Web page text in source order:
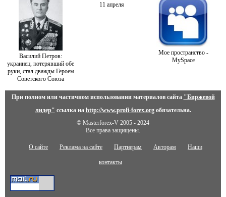
Василий Петров:
украинец, потерявший обе
руки, стал дважды Героем
Советского Союза
11 апреля
Мое пространство -
MySpace
При полном или частичном использовании материалов сайта "Биржевой
лидер" ссылка на http://www.profi-forex.orgобязательна.
© Masterforex-V 2005 - 2024
Все права защищены.
О сайте Реклама на сайте Партнерам Авторам Наши
контакты